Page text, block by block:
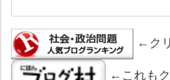
←ク
←これもク